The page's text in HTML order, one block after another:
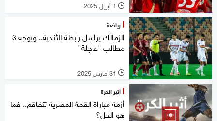
l 1 أبريل 2025
رياضة
الزمالك يراسل رابطة الأندية.. ويوجه 3
مطالب "عاجلة"
l 31 مارس 2025
أثير الكرة
أزمة مباراة القمة المصرية تتفاقم.. فما
هو الحل؟